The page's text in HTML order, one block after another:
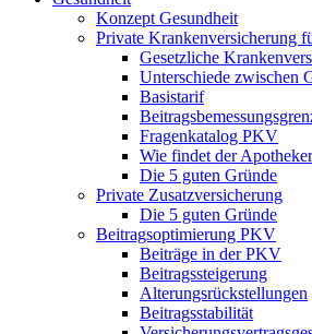
Konzept Gesundheit
Private Krankenversicherung
Gesetzliche
Unterschiede zwischen
Basistarif
Fragenkatalog PKV
Wie findet der
Die 5 guten Gründe
Private Zusatzversicherung
Die 5 guten Gründe
Beitragsoptimierung PKV
Beiträge in der PKV
Beitragssteigerung
Alterungsrückstellungen
Beitragsstabilität